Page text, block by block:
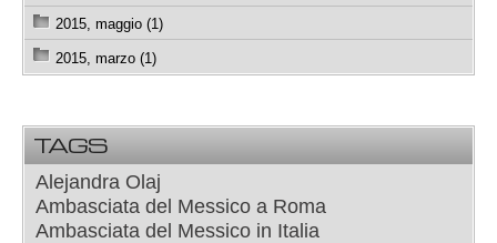
2015, maggio (1)
2015, marzo (1)
TAGS
Alejandra Olaj
Ambasciata del Messico a Roma
Ambasciata del Messico in Italia